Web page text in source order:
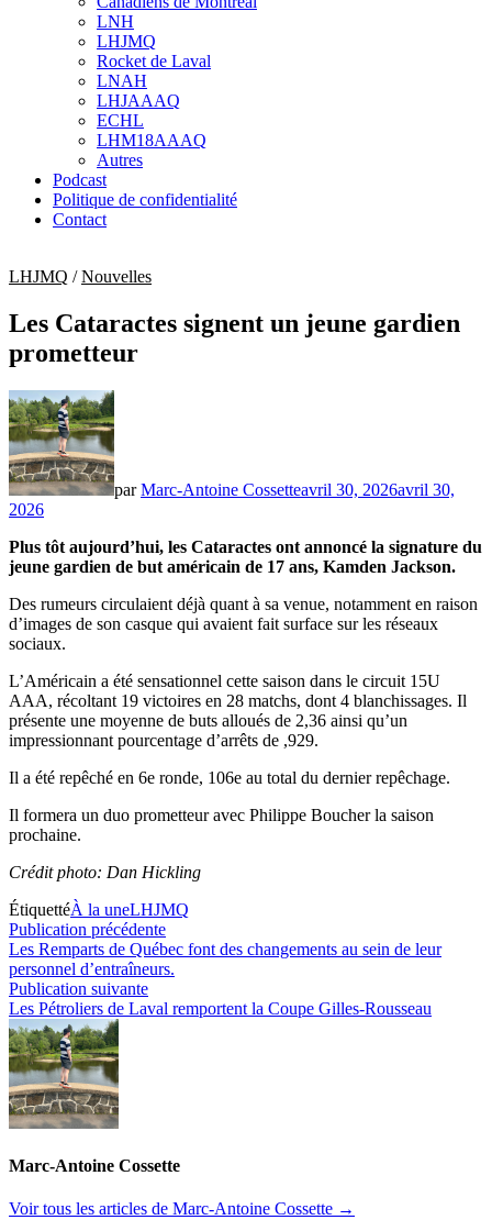
sub
menu
LNH
LHJMQ
Rocket de Laval
LNAH
LHJAAAQ
ECHL
LHM18AAAQ
Autres
Podcast
Politique de confidentialité
Contact
LHJMQ /Nouvelles
Les Cataractes signent un jeune gardien
prometteur
parMarc-Antoine Cossetteavril 30, 2026avril 30,
2026
Plus tôt aujourd’hui, les Cataractes ont annoncé la signature du
jeune gardien de but américain de 17 ans, Kamden Jackson.
Des rumeurs circulaient déjà quant à sa venue, notamment en raison
d’images de son casque qui avaient fait surface sur les réseaux
sociaux.
L’Américain a été sensationnel cette saison dans le circuit 15U
AAA, récoltant 19 victoires en 28 matchs, dont 4 blanchissages. Il
présente une moyenne de buts alloués de 2,36 ainsi qu’un
impressionnant pourcentage d’arrêts de ,929.
Il a été repêché en 6e ronde, 106e au total du dernier repêchage.
Il formera un duo prometteur avec Philippe Boucher la saison
prochaine.
Crédit photo: Dan Hickling
ÉtiquettéÀ la uneLHJMQ
Navigation
de
l’article
Publication précédentePublication
précédente :
Les Remparts de Québec font des changements au sein de leur
personnel d’entraîneurs.
Publication suivantePublication
suivante :
Les Pétroliers de Laval remportent la Coupe Gilles-Rousseau
Marc-Antoine Cossette
Voir tous les articles de Marc-Antoine Cossette →